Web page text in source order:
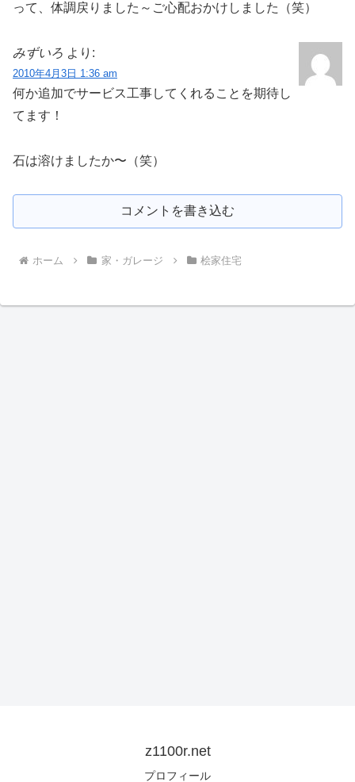
って、体調戻りました～ご心配おかけしました（笑）
みずいろ より:
2010年4月3日 1:36 am
何か追加でサービス工事してくれることを期待し
てます！
石は溶けましたか〜（笑）
コメントを書き込む
ホーム 家・ガレージ 桧家住宅
z1100r.net
プロフィール